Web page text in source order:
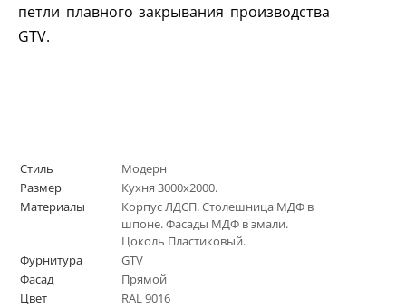
петли плавного закрывания производства
GTV.
Стиль
Модерн
Размер
Кухня 3000х2000.
Материалы
Корпус ЛДСП. Столешница МДФ в
шпоне. Фасады МДФ в эмали.
Цоколь Пластиковый.
Фурнитура
GTV
Фасад
Прямой
Цвет
RAL 9016